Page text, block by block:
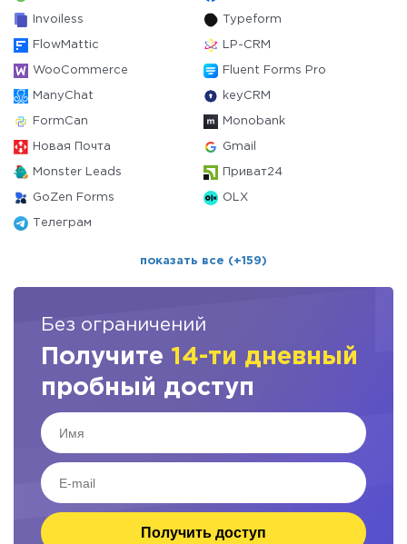
Invoiless Typeform
FlowMattic LP-CRM
WooCommerce Fluent Forms Pro
ManyChat keyCRM
FormCan Monobank
Новая Почта Gmail
Monster Leads Приват24
GoZen Forms OLX
Телеграм
показать все (+159)
Без ограничений
Получите 14-ти дневный
пробный доступ
Получить доступ